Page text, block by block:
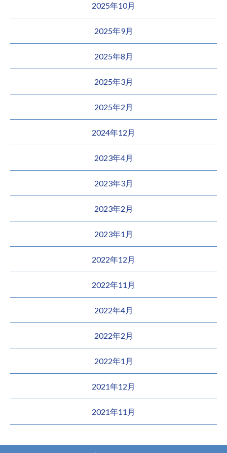
2025年10月
2025年9月
2025年8月
2025年3月
2025年2月
2024年12月
2023年4月
2023年3月
2023年2月
2023年1月
2022年12月
2022年11月
2022年4月
2022年2月
2022年1月
2021年12月
2021年11月